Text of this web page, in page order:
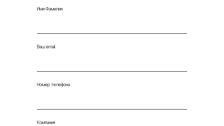
Имя Фамилия
Ваш email
Номер телефона
Компания